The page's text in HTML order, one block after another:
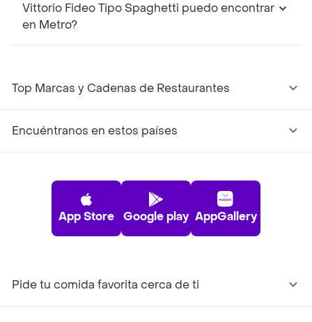
Vittorio Fideo Tipo Spaghetti puedo encontrar
en Metro?
Top Marcas y Cadenas de Restaurantes
Encuéntranos en estos países
App Store Google play AppGallery
Pide tu comida favorita cerca de ti